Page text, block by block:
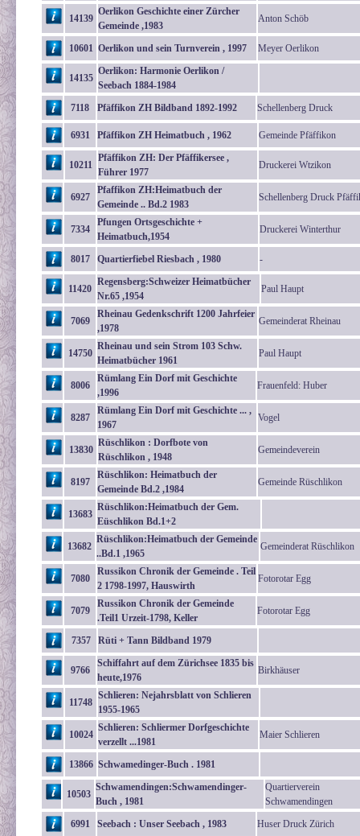
14139
Oerlikon Geschichte einer Zürcher
Gemeinde ,1983
Anton Schöb
10601 Oerlikon und sein Turnverein , 1997 Meyer Oerlikon
14135
Oerlikon: Harmonie Oerlikon /
Seebach 1884-1984
7118
Pfäffikon ZH Bildband 1892-1992 Schellenberg Druck
6931 Pfäffikon ZH Heimatbuch , 1962 Gemeinde Pfäffikon
10211
Pfäffikon ZH: Der Pfäffikersee ,
Führer 1977
Druckerei Wtzikon
6927
Pfaffikon ZH:Heimatbuch der
Gemeinde .. Bd.2 1983
Schellenberg Druck
7334
Pfungen Ortsgeschichte +
Heimatbuch,1954
Druckerei Winterthur
8017 Quartierfiebel Riesbach , 1980 -
11420
Regensberg:Schweizer Heimatbücher
Nr.65 ,1954
Paul Haupt
7069
Rheinau Gedenkschrift 1200 Jahrfeier
,1978
Gemeinderat Rheinau
14750
Rheinau und sein Strom 103 Schw.
Heimatbücher 1961
Paul Haupt
8006
Rümlang Ein Dorf mit Geschichte
,1996
Frauenfeld: Huber
8287
Rümlang Ein Dorf mit Geschichte ... ,
1967
Vogel
13830
Rüschlikon : Dorfbote von
Rüschlikon , 1948
Gemeindeverein
8197
Rüschlikon: Heimatbuch der
Gemeinde Bd.2 ,1984
Gemeinde Rüschlikon
13683
Rüschlikon:Heimatbuch der Gem.
Eüschlikon Bd.1+2
13682
Rüschlikon:Heimatbuch der Gemeinde
..Bd.1 ,1965
Gemeinderat Rüschlikon
7080
Russikon Chronik der Gemeinde . Teil
2 1798-1997, Hauswirth
Fotorotar Egg
7079
Russikon Chronik der Gemeinde
.Teil1 Urzeit-1798, Keller
Fotorotar Egg
7357 Rüti + Tann Bildband 1979
9766
Schiffahrt auf dem Zürichsee 1835 bis
heute,1976
Birkhäuser
11748
Schlieren: Nejahrsblatt von Schlieren
1955-1965
10024
Schlieren: Schliermer Dorfgeschichte
verzellt ...1981
Maier Schlieren
13866 Schwamedinger-Buch . 1981
10503
Schwamendingen:Schwamendinger-
Buch , 1981
Quartierverein
Schwamendingen
6991
Seebach : Unser Seebach , 1983 Huser Druck Zürich